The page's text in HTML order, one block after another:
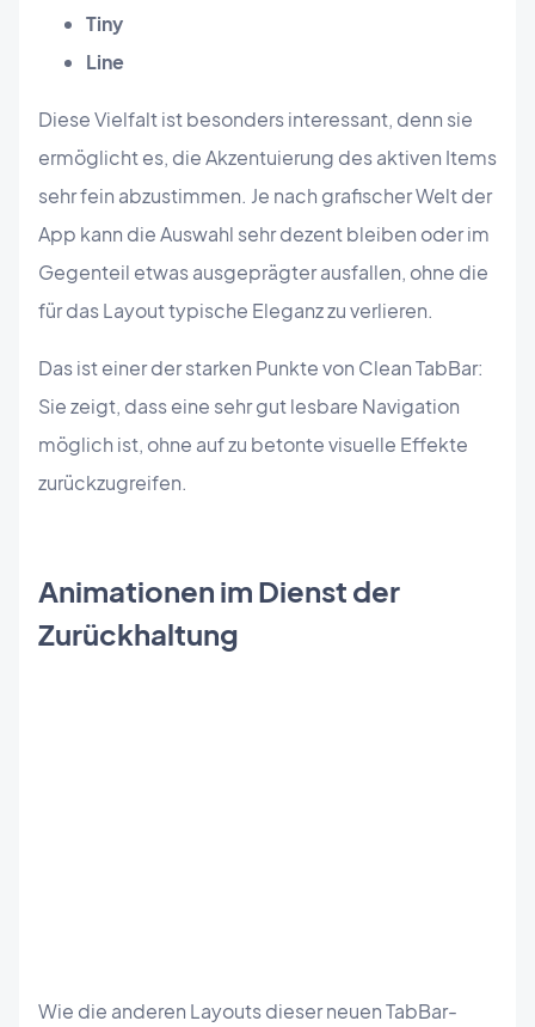
Tiny
Line
Diese Vielfalt ist besonders interessant, denn sie
ermöglicht es, die Akzentuierung des aktiven Items
sehr fein abzustimmen. Je nach grafischer Welt der
App kann die Auswahl sehr dezent bleiben oder im
Gegenteil etwas ausgeprägter ausfallen, ohne die
für das Layout typische Eleganz zu verlieren.
Das ist einer der starken Punkte von Clean TabBar:
Sie zeigt, dass eine sehr gut lesbare Navigation
möglich ist, ohne auf zu betonte visuelle Effekte
zurückzugreifen.
Animationen im Dienst der
Zurückhaltung
Wie die anderen Layouts dieser neuen TabBar-